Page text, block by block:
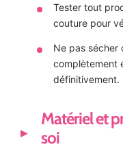
Tester tout
couture pour
Ne pas sécher
complètement
définitivement.
Matériel et
soi